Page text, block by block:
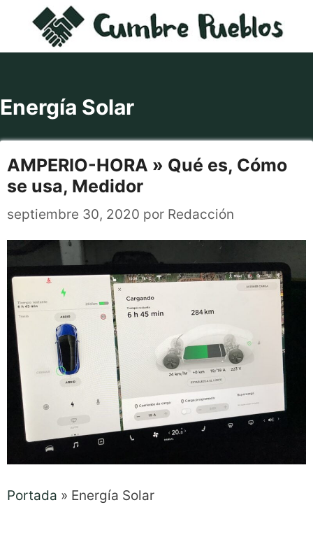
contenido
Energía Solar
AMPERIO-HORA » Qué es, Cómo
se usa, Medidor
septiembre 30, 2020 por Redacción
Portada » Energía Solar